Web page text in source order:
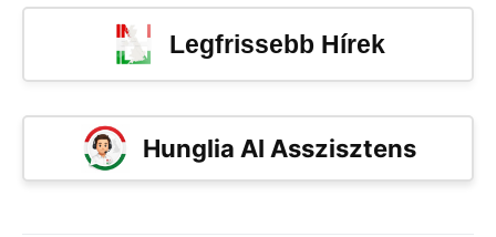
Legfrissebb Hírek
Hunglia AI Asszisztens